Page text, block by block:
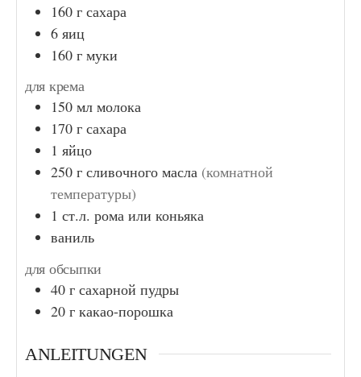
160 г сахара
6 яиц
160 г муки
для крема
150 мл молока
170 г сахара
1 яйцо
250 г сливочного масла (комнатной
температуры)
1 ст.л. рома или коньяка
ваниль
для обсыпки
40 г сахарной пудры
20 г какао-порошка
ANLEITUNGEN